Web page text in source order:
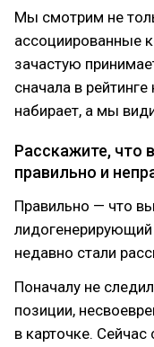
Мы смотрим не
ассоциированные
зачастую
сначала в
набирает, а мы
Расскажите, что
правильно и
Правильно — что
лидогенерирующий
недавно стали
Поначалу не
позиции,
в карточке.